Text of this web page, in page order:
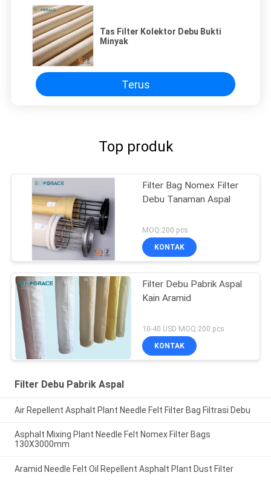
Tas Filter Kolektor Debu Bukti
Minyak
Terus
Top produk
Filter Bag Nomex Filter
Debu Tanaman Aspal
MOQ:200 pcs
KONTAK
Filter Debu Pabrik Aspal
Kain Aramid
10-40 USD MOQ:200 pcs
KONTAK
Filter Debu Pabrik Aspal
Air Repellent Asphalt Plant Needle Felt Filter Bag Filtrasi Debu
Asphalt Mixing Plant Needle Felt Nomex Filter Bags
130X3000mm
Aramid Needle Felt Oil Repellent Asphalt Plant Dust Filter